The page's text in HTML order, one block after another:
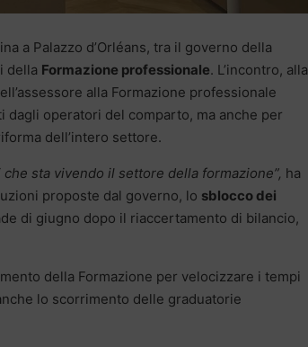
a Palazzo d’Orléans, tra il governo della
della Formazione professionale. L’incontro, alla
alla Formazione professionale
operatori del comparto, ma anche per
dell’intero settore.
sta vivendo il settore della formazione”, ha
proposte dal governo, lo sblocco dei
di giugno dopo il riaccertamento di bilancio,
della Formazione per velocizzare i tempi
lo scorrimento delle graduatorie